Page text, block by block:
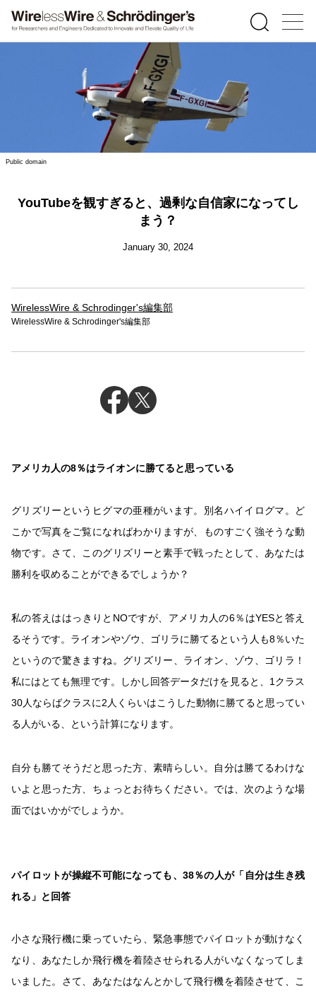
Public domain
YouTubeを観すぎると、過剰な自信家になってし
まう？
January 30, 2024
WirelessWire & Schrodinger's編集部
WirelessWire & Schrodinger's編集部
アメリカ人の8％はライオンに勝てると思っている
グリズリーというヒグマの亜種がいます。別名ハイイログマ。ど
こかで写真をご覧になればわかりますが、ものすごく強そうな動
物です。さて、このグリズリーと素手で戦ったとして、あなたは
勝利を収めることができるでしょうか？
私の答えははっきりとNOですが、アメリカ人の6％はYESと答え
るそうです。ライオンやゾウ、ゴリラに勝てるという人も8％いた
というので驚きますね。グリズリー、ライオン、ゾウ、ゴリラ！
私にはとても無理です。しかし回答データだけを見ると、1クラス
30人ならばクラスに2人くらいはこうした動物に勝てると思ってい
る人がいる、という計算になります。
自分も勝てそうだと思った方、素晴らしい。自分は勝てるわけな
いよと思った方、ちょっとお待ちください。では、次のような場
面ではいかがでしょうか。
パイロットが操縦不可能になっても、38％の人が「自分は生き残
れる」と回答
小さな飛行機に乗っていたら、緊急事態でパイロットが動けなく
なり、あなたしか飛行機を着陸させられる人がいなくなってしま
いました。さて、あなたはなんとかして飛行機を着陸させて、こ